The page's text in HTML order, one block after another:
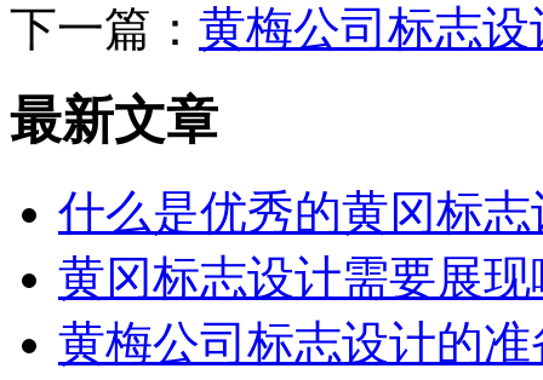
下一篇： 黄梅公司标志
最新文章
什么是优秀的黄冈标志
黄冈标志设计需要展
黄梅公司标志设计的